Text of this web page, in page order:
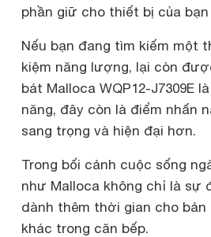
phần giữ cho thiết bị của
Nếu bạn đang tìm kiếm một
kiệm năng lượng, lại còn
bát Malloca WQP12-J7309E
năng, đây còn là điểm nhấn
sang trọng và hiện đại hơn.
Trong bối cảnh cuộc sống
như Malloca không chỉ là sự
dành thêm thời gian cho
khác trong căn bếp.